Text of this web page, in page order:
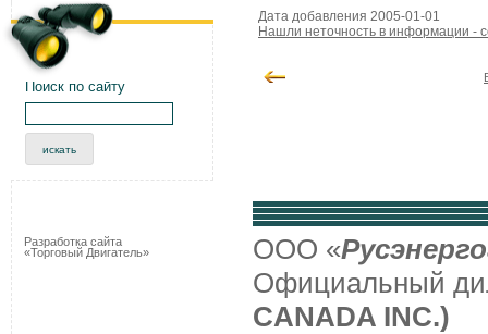
Дата добавления 2005-01-01
Нашли неточность в информации -
Поиск по сайту
Разработка сайта
«Торговый Двигатель»
ООО «
Официальный
CANADA INC.)